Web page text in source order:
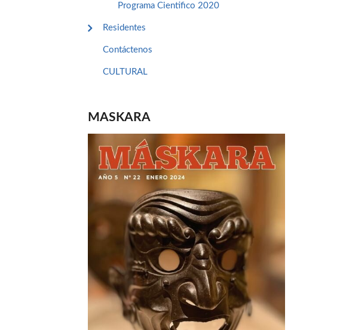
Programa Cientifico 2020
Residentes
Contáctenos
CULTURAL
MASKARA